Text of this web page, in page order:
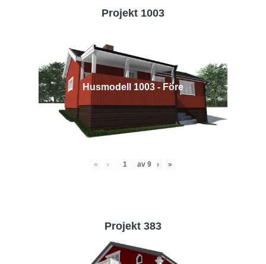
Projekt 1003
Husmodell 1003 - Före
« ‹ av 9 › »
Projekt 383